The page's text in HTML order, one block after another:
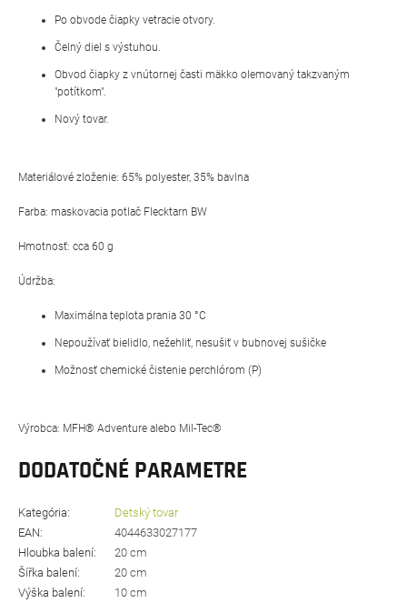
Po obvode čiapky vetracie otvory.
Čelný diel s výstuhou.
Obvod čiapky z vnútornej časti mäkko olemovaný takzvaným
"potítkom".
Nový tovar.
Materiálové zloženie: 65% polyester, 35% bavlna
Farba: maskovacia potlač Flecktarn BW
Hmotnosť: cca 60 g
Údržba:
Maximálna teplota prania 30 °C
Nepoužívať bielidlo, nežehliť, nesušiť v bubnovej sušičke
Možnosť chemické čistenie perchlórom (P)
Výrobca: MFH® Adventure alebo Mil-Tec®
DODATOČNÉ PARAMETRE
Kategória:
Detský tovar
EAN:
4044633027177
Hloubka balení:
20 cm
Šířka balení:
20 cm
Výška balení: 10 cm